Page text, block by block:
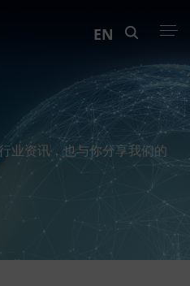
EN
业资讯，也与你分享我们的